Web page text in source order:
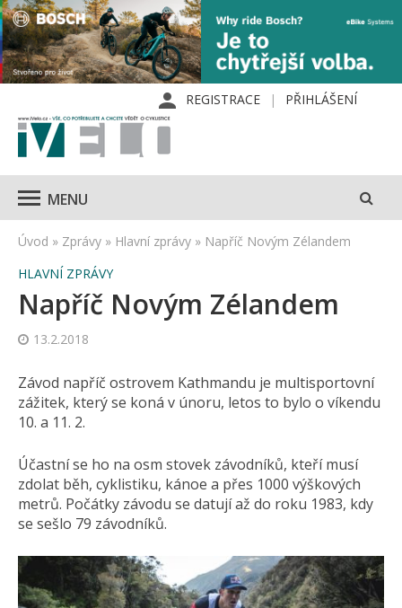
REGISTRACE PŘIHLÁŠENÍ
MENU
Úvod » Zprávy » Hlavní zprávy » Napříč Novým Zélandem
HLAVNÍ ZPRÁVY
Napříč Novým Zélandem
13.2.2018
Závod napříč ostrovem Kathmandu je multisportovní
zážitek, který se koná v únoru, letos to bylo o víkendu
10. a 11. 2.
Účastní se ho na osm stovek závodníků, kteří musí
zdolat běh, cyklistiku, kánoe a přes 1000 výškových
metrů. Počátky závodu se datují až do roku 1983, kdy
se sešlo 79 závodníků.